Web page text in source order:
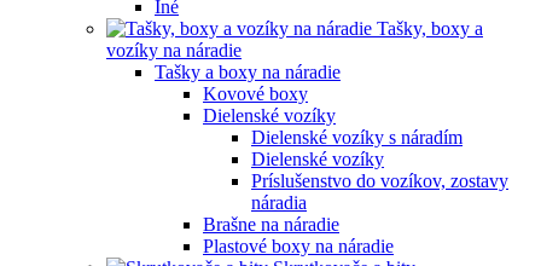
Iné
Tašky, boxy a
vozíky na náradie
Tašky a boxy na náradie
Kovové boxy
Dielenské vozíky
Dielenské vozíky s náradím
Dielenské vozíky
Príslušenstvo do vozíkov, zostavy
náradia
Brašne na náradie
Plastové boxy na náradie